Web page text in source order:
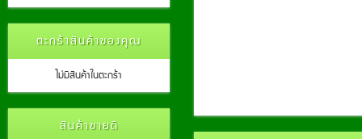
ตะกร้าสินค้าของคุณ
ไม่มีสินค้าในตะกร้า
สินค้าขายดี